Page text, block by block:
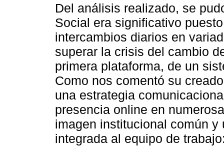
Del análisis realizado, se
Social era significativo
intercambios diarios en
superar la crisis del cambio
primera plataforma, de un
Como nos comentó su
una estrategia
presencia online en
imagen institucional común
integrada al equipo de